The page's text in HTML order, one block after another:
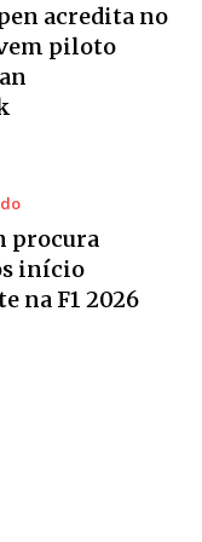
acredita no
piloto
procura
início
na F1 2026